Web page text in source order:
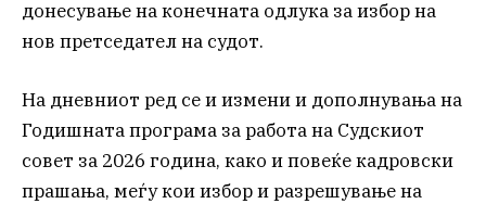
донесување на конечната одлука за избор на
нов претседател на судот.
На дневниот ред се и измени и дополнувања на
Годишната програма за работа на Судскиот
совет за 2026 година, како и повеќе кадровски
прашања, меѓу кои избор и разрешување на